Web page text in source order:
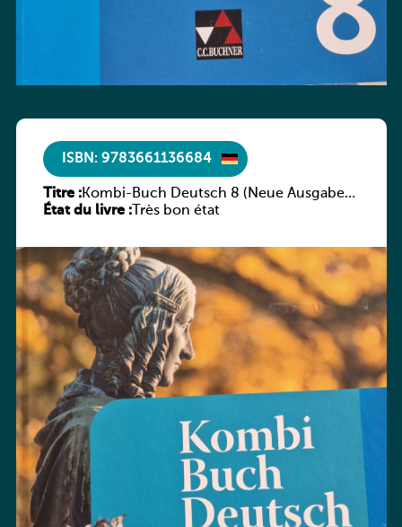
ISBN: 9783661136684
Titre :Kombi-Buch Deutsch 8 (Neue Ausgabe
Luxemburg)
État du livre :Très bon état